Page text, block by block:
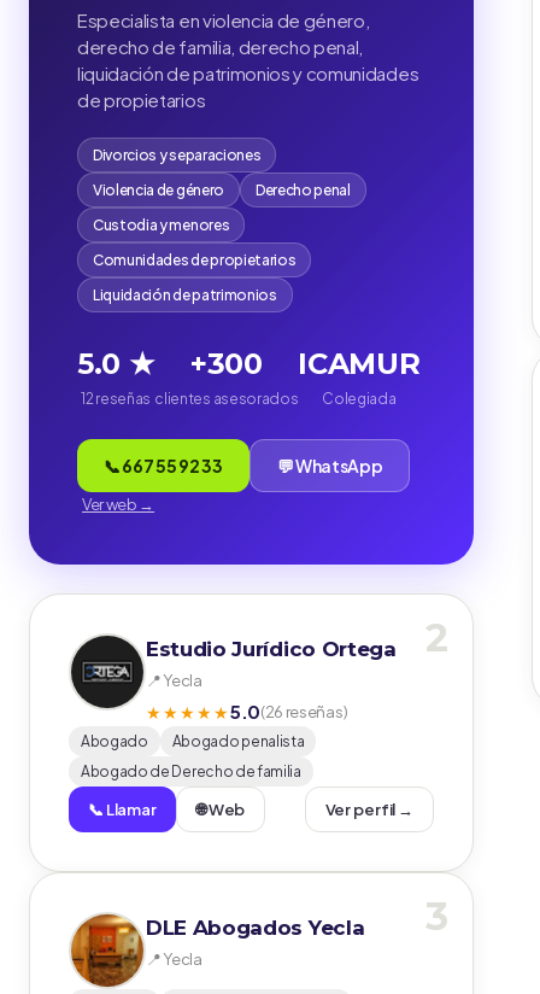
Especialista en violencia de género,
derecho de familia, derecho penal,
liquidación de patrimonios y comunidades
de propietarios
Divorcios y separaciones
Violencia de género
Derecho penal
Custodia y menores
Comunidades de propietarios
Liquidación de patrimonios
5.0 ★
12 reseñas
+300
clientes asesorados
ICAMUR
Colegiada
📞 667 55 92 33 💬 WhatsApp
Ver web →
2
Estudio Jurídico Ortega
📍 Yecla
★★★★★5.0(26 reseñas)
Abogado
Abogado penalista
Abogado de Derecho de familia
📞 Llamar 🌐 Web Ver perfil →
3
DLE Abogados Yecla
📍 Yecla